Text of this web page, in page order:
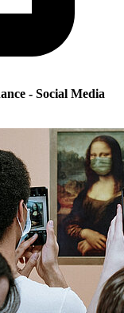
- Social Media